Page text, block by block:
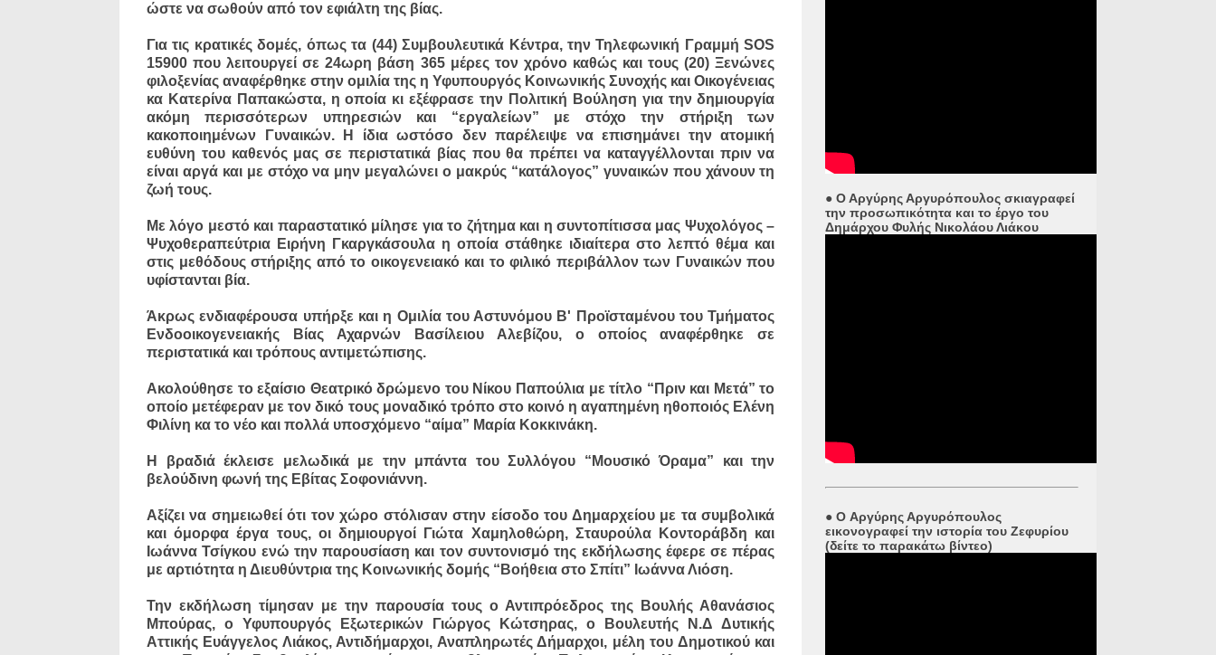
ώστε να σωθούν από τον εφιάλτη της βίας.
Για τις κρατικές δομές, όπως τα (44) Συμβουλευτικά Κέντρα, την Τηλεφωνική Γραμμή SOS
15900 που λειτουργεί σε 24ωρη βάση 365 μέρες τον χρόνο καθώς και τους (20) Ξενώνες
φιλοξενίας αναφέρθηκε στην ομιλία της η Υφυπουργός Κοινωνικής Συνοχής και Οικογένειας
κα Κατερίνα Παπακώστα, η οποία κι εξέφρασε την Πολιτική Βούληση για την δημιουργία
ακόμη περισσότερων υπηρεσιών και “εργαλείων” με στόχο την στήριξη των
κακοποιημένων Γυναικών. Η ίδια ωστόσο δεν παρέλειψε να επισημάνει την ατομική
ευθύνη του καθενός μας σε περιστατικά βίας που θα πρέπει να καταγγέλλονται πριν να
είναι αργά και με στόχο να μην μεγαλώνει ο μακρύς “κατάλογος” γυναικών που χάνουν τη
ζωή τους.
Με λόγο μεστό και παραστατικό μίλησε για το ζήτημα και η συντοπίτισσα μας Ψυχολόγος –
Ψυχοθεραπεύτρια Ειρήνη Γκαργκάσουλα η οποία στάθηκε ιδιαίτερα στο λεπτό θέμα και
στις μεθόδους στήριξης από το οικογενειακό και το φιλικό περιβάλλον των Γυναικών που
υφίστανται βία.
Άκρως ενδιαφέρουσα υπήρξε και η Ομιλία του Αστυνόμου Β' Προϊσταμένου του Τμήματος
Ενδοοικογενειακής Βίας Αχαρνών Βασίλειου Αλεβίζου, ο οποίος αναφέρθηκε σε
περιστατικά και τρόπους αντιμετώπισης.
Ακολούθησε το εξαίσιο Θεατρικό δρώμενο του Νίκου Παπούλια με τίτλο “Πριν και Μετά” το
οποίο μετέφεραν με τον δικό τους μοναδικό τρόπο στο κοινό η αγαπημένη ηθοποιός Ελένη
Φιλίνη κα το νέο και πολλά υποσχόμενο “αίμα” Μαρία Κοκκινάκη.
Η βραδιά έκλεισε μελωδικά με την μπάντα του Συλλόγου “Μουσικό Όραμα” και την
βελούδινη φωνή της Εβίτας Σοφονιάννη.
Αξίζει να σημειωθεί ότι τον χώρο στόλισαν στην είσοδο του Δημαρχείου με τα συμβολικά
και όμορφα έργα τους, οι δημιουργοί Γιώτα Χαμηλοθώρη, Σταυρούλα Κοντοράβδη και
Ιωάννα Τσίγκου ενώ την παρουσίαση και τον συντονισμό της εκδήλωσης έφερε σε πέρας
με αρτιότητα η Διευθύντρια της Κοινωνικής δομής “Βοήθεια στο Σπίτι” Ιωάννα Λιόση.
Την εκδήλωση τίμησαν με την παρουσία τους ο Αντιπρόεδρος της Βουλής Αθανάσιος
Μπούρας, ο Υφυπουργός Εξωτερικών Γιώργος Κώτσηρας, ο Βουλευτής Ν.Δ Δυτικής
Αττικής Ευάγγελος Λιάκος, Αντιδήμαρχοι, Αναπληρωτές Δήμαρχοι, μέλη του Δημοτικού και
● Ο Αργύρης Αργυρόπουλος σκιαγραφεί
την προσωπικότητα και το έργο του
Δημάρχου Φυλής Νικολάου Λιάκου
● O Αργύρης Αργυρόπουλος
εικονογραφεί την ιστορία του Ζεφυρίου
(δείτε το παρακάτω βίντεο)